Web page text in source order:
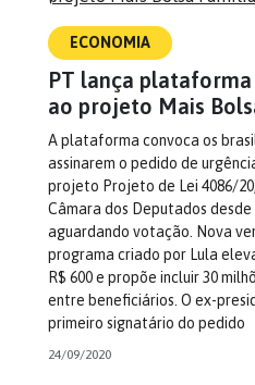
ECONOMIA
PT lança
ao projeto Mais
A plataforma convoca os
assinarem o pedido de
projeto Projeto de Lei 4086/
Câmara dos Deputados
aguardando votação. Nova
programa criado por Lula
R$ 600 e propõe incluir 30
entre beneficiários. O ex-
primeiro signatário do pedido
24/09/2020